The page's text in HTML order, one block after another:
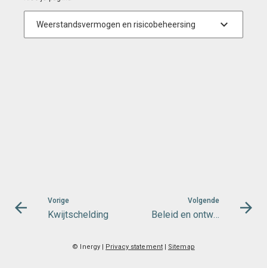
Vorige
Kwijtschelding
Volgende
Beleid en ontwikkelingen
© Inergy | Privacy statement| Sitemap